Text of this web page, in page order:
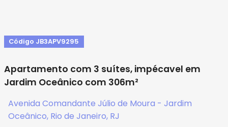
Código JB3APV9295
Apartamento com 3 suítes, impécavel em
Jardim Oceânico com 306m²
Avenida Comandante Júlio de Moura - Jardim
Oceânico, Rio de Janeiro, RJ